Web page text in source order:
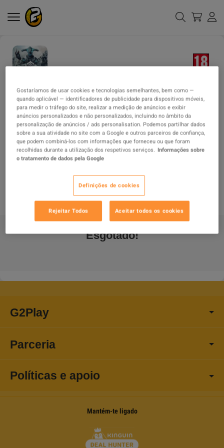
PRAZO DE
ENTREGA
MÉTODOS DE ENVIO
TIPO DO ITEM
ITEM
DESCRIÇÃO
Esgotado!
G2Play
Parceria
Políticas e apoio
Mantém-te ligado
Gostaríamos de usar cookies e tecnologias semelhantes, bem como —
quando aplicável — identificadores de publicidade para dispositivos móveis,
para medir o tráfego do site, realizar a medição de anúncios e exibir
anúncios personalizados e não personalizados, incluindo no âmbito da
personalização de anúncios / ads personalisation. Podemos partilhar dados
sobre a sua atividade no site com a Google e outros parceiros de confiança,
que podem combiná-los com informações que forneceu ou que foram
recolhidas durante a utilização dos respetivos serviços. Informações sobre
o tratamento de dados pela Google
Definições de cookies
Rejeitar Todos Aceitar todos os cookies